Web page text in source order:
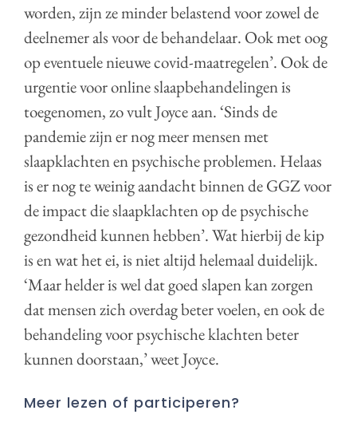
worden, zijn ze minder belastend voor zowel de
deelnemer als voor de behandelaar. Ook met oog
op eventuele nieuwe covid-maatregelen’. Ook de
urgentie voor online slaapbehandelingen is
toegenomen, zo vult Joyce aan. ‘Sinds de
pandemie zijn er nog meer mensen met
slaapklachten en psychische problemen. Helaas
is er nog te weinig aandacht binnen de GGZ voor
de impact die slaapklachten op de psychische
gezondheid kunnen hebben’. Wat hierbij de kip
is en wat het ei, is niet altijd helemaal duidelijk.
‘Maar helder is wel dat goed slapen kan zorgen
dat mensen zich overdag beter voelen, en ook de
behandeling voor psychische klachten beter
kunnen doorstaan,’ weet Joyce.
Meer lezen of participeren?